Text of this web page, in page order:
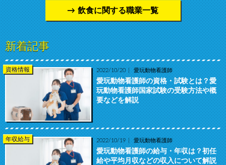
飲食に関する職業一覧
新着記事
資格情報 2022/10/20 愛玩動物看護師
愛玩動物看護師の資格・試験とは？愛
玩動物看護師国家試験の受験方法や概
要などを解説
年収給与 2022/10/19 愛玩動物看護師
愛玩動物看護師の給与・年収は？初任
給や平均月収などの収入について解説